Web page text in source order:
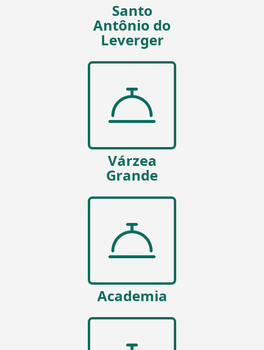
Santo
Antônio do
Leverger
Várzea
Grande
Academia